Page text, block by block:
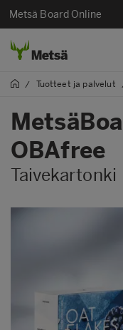
Metsä Board Online
/ Tuotteet ja palvelut
OBAfree
Taivekartonki